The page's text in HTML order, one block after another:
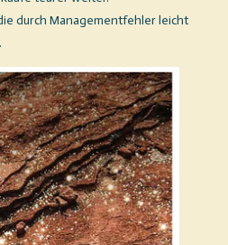
durch Managementfehler leicht